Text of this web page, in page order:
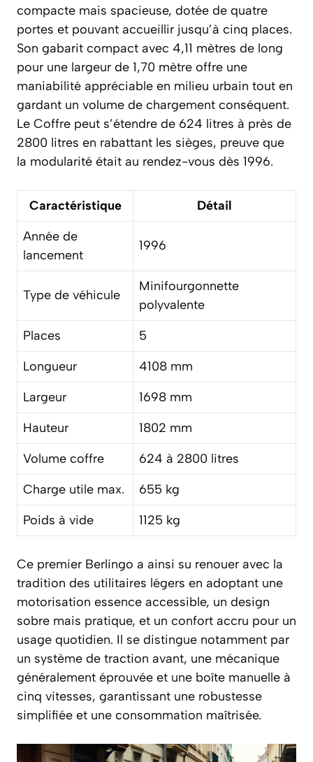
compacte mais spacieuse, dotée de quatre
portes et pouvant accueillir jusqu’à cinq places.
Son gabarit compact avec 4,11 mètres de long
pour une largeur de 1,70 mètre offre une
maniabilité appréciable en milieu urbain tout en
gardant un volume de chargement conséquent.
Le Coffre peut s’étendre de 624 litres à près de
2800 litres en rabattant les sièges, preuve que
la modularité était au rendez-vous dès 1996.
Caractéristique
Détail
Année de
lancement
1996
Type de véhicule
Minifourgonnette
polyvalente
Places
5
Longueur
4108 mm
Largeur
1698 mm
Hauteur
1802 mm
Volume coffre
624 à 2800 litres
Charge utile max.
655 kg
Poids à vide
1125 kg
Ce premier Berlingo a ainsi su renouer avec la
tradition des utilitaires légers en adoptant une
motorisation essence accessible, un design
sobre mais pratique, et un confort accru pour un
usage quotidien. Il se distingue notamment par
un système de traction avant, une mécanique
généralement éprouvée et une boîte manuelle à
cinq vitesses, garantissant une robustesse
simplifiée et une consommation maîtrisée.